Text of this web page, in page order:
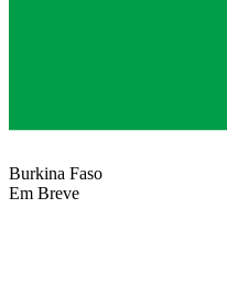
Burkina Faso
Em Breve